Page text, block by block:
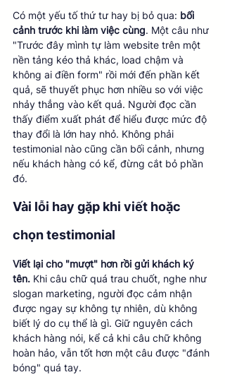
Có một yếu tố thứ tư hay bị bỏ qua: bối
cảnh trước khi làm việc cùng. Một câu như
"Trước đây mình tự làm website trên một
nền tảng kéo thả khác, load chậm và
không ai điền form" rồi mới đến phần kết
quả, sẽ thuyết phục hơn nhiều so với việc
nhảy thẳng vào kết quả. Người đọc cần
thấy điểm xuất phát để hiểu được mức độ
thay đổi là lớn hay nhỏ. Không phải
testimonial nào cũng cần bối cảnh, nhưng
nếu khách hàng có kể, đừng cắt bỏ phần
đó.
Vài lỗi hay gặp khi viết hoặc
chọn testimonial
Viết lại cho "mượt" hơn rồi gửi khách ký
tên. Khi câu chữ quá trau chuốt, nghe như
slogan marketing, người đọc cảm nhận
được ngay sự không tự nhiên, dù không
biết lý do cụ thể là gì. Giữ nguyên cách
khách hàng nói, kể cả khi câu chữ không
hoàn hảo, vẫn tốt hơn một câu được "đánh
bóng" quá tay.